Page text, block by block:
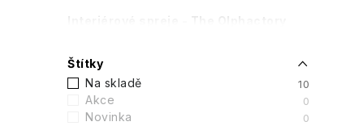
P
o
s
Interiérové spreje - The Olphactory
Štítky
Na skladě
10
Akce 0
Novinka 0